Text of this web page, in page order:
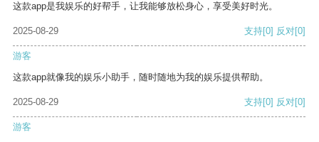
这款app是我娱乐的好帮手，让我能够放松身心，享受美好时光。
2025-08-29 支持[0] 反对[0]
游客
这款app就像我的娱乐小助手，随时随地为我的娱乐提供帮助。
2025-08-29 支持[0] 反对[0]
游客